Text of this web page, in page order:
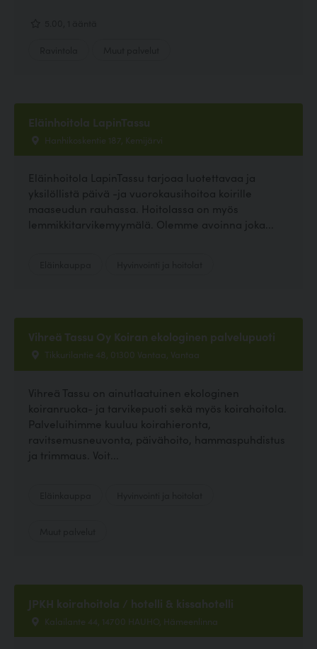
Eläinhoitola LapinTassu
Hanhikoskentie 187, Kemijärvi
Eläinhoitola LapinTassu tarjoaa luotettavaa ja
yksilöllistä päivä -ja vuorokausihoitoa koirille
maaseudun rauhassa. Hoitolassa on myös
lemmikkitarvikemyymälä. Olemme avoinna joka...
Vihreä Tassu Oy Koiran ekologinen palvelupuoti
Tikkurilantie 48, 01300 Vantaa, Vantaa
Vihreä Tassu on ainutlaatuinen ekologinen
koiranruoka- ja tarvikepuoti sekä myös koirahoitola.
Palveluihimme kuuluu koirahieronta,
ravitsemusneuvonta, päivähoito, hammaspuhdistus
ja trimmaus. Voit...
JPKH koirahoitola / hotelli & kissahotelli
Kalailante 44, 14700 HAUHO, Hämeenlinna